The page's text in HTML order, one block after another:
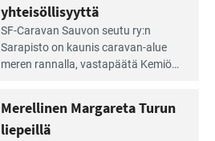
yhteisöllisyyttä
SF-Caravan Sauvon seutu ry:n
Sarapisto on kaunis caravan-alue
meren rannalla, vasta­päätä Kemiön
kymmenen paikkaa ilman sähköä.
Merellinen Margareta Turun
liepeillä